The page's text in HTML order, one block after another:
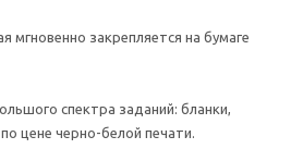
мгновенно закрепляется на бумаге
спектра заданий: бланки,
цене черно-белой печати.